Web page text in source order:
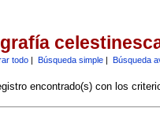
todo| Búsqueda simple| Búsqueda
encontrado(s) con los